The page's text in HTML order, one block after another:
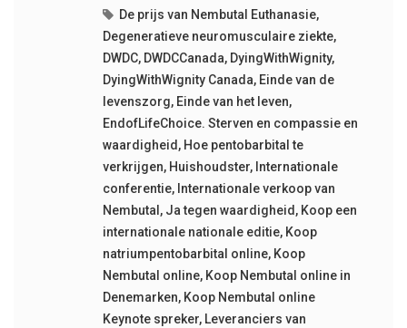
De prijs van Nembutal Euthanasie,
Degeneratieve neuromusculaire ziekte,
DWDC, DWDCCanada, DyingWithWignity,
DyingWithWignity Canada, Einde van de
levenszorg, Einde van het leven,
EndofLifeChoice. Sterven en compassie en
waardigheid , Hoe pentobarbital te
verkrijgen, Huishoudster, Internationale
conferentie, Internationale verkoop van
Nembutal , Ja tegen waardigheid , Koop een
internationale nationale editie, Koop
natriumpentobarbital online, Koop
Nembutal online, Koop Nembutal online in
Denemarken, Koop Nembutal online
Keynote spreker, Leveranciers van